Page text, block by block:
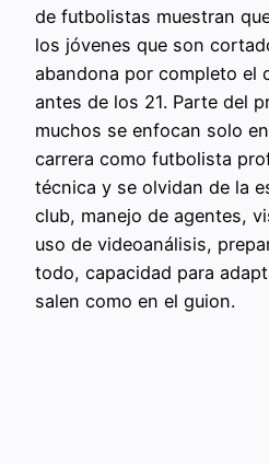
de futbolistas muestran
los jóvenes que son
abandona por completo el
antes de los 21. Parte del
muchos se enfocan solo
carrera como futbolista
técnica y se olvidan de la
club, manejo de agentes,
uso de videoanálisis,
todo, capacidad para
salen como en el guion.